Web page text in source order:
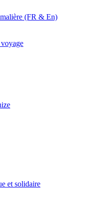
(FR & En)
et solidaire